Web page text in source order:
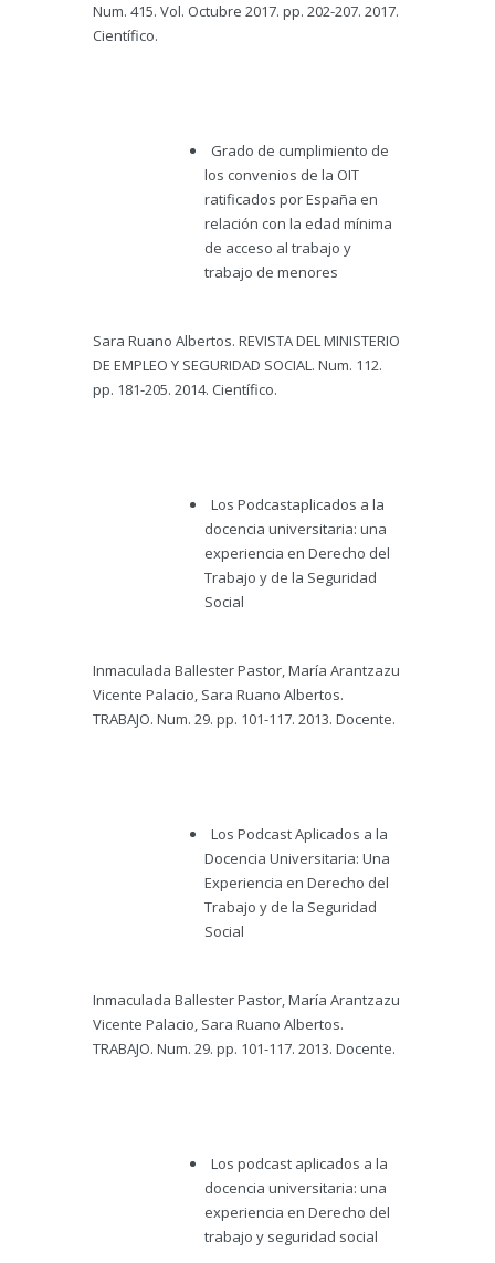
Num. 415. Vol. Octubre 2017. pp. 202-207. 2017.
Científico.
Grado de cumplimiento de
los convenios de la OIT
ratificados por España en
relación con la edad mínima
de acceso al trabajo y
trabajo de menores
Sara Ruano Albertos. REVISTA DEL MINISTERIO
DE EMPLEO Y SEGURIDAD SOCIAL. Num. 112.
pp. 181-205. 2014. Científico.
Los Podcastaplicados a la
docencia universitaria: una
experiencia en Derecho del
Trabajo y de la Seguridad
Social
Inmaculada Ballester Pastor, María Arantzazu
Vicente Palacio, Sara Ruano Albertos.
TRABAJO. Num. 29. pp. 101-117. 2013. Docente.
Los Podcast Aplicados a la
Docencia Universitaria: Una
Experiencia en Derecho del
Trabajo y de la Seguridad
Social
Inmaculada Ballester Pastor, María Arantzazu
Vicente Palacio, Sara Ruano Albertos.
TRABAJO. Num. 29. pp. 101-117. 2013. Docente.
Los podcast aplicados a la
docencia universitaria: una
experiencia en Derecho del
trabajo y seguridad social